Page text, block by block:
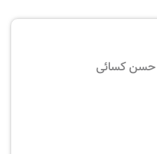
نی، فلوت، سازهای بادی
تئوری، هارمونی، فرم، تاریخ
ارسال سفارش
حسن کسائی